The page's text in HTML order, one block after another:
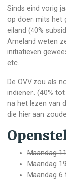
Sinds eind vorig
op doen mits het
eiland (40%
Ameland weten
initiatieven
etc.
De OVV zou als
indienen. (40%
na het lezen van
die hier aan
Maandag
Maandag
Maandag 6